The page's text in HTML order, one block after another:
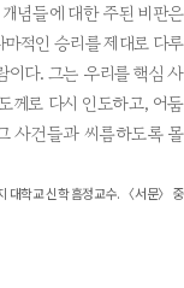
념들에 대한 주된 비판은
적인 승리를 제대로 다루
다. 그는 우리를 핵심 사
께로 다시 인도하고, 어둠
사건들과 씨름하도록 몰
대학교 신학 흠정교수. 〈서문〉 중